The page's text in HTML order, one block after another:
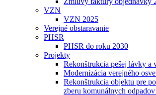
VZN
VZN 2025
Verejné obstaravanie
PHSR
PHSR do roku 2030
Projekty
Rekonštrukcia pešej lávky a
Modernizácia verejného
Rekonštrukcia objektu pre
zberu komunálnych